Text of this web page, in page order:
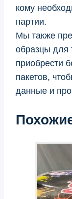
кому
партии.
Мы также
образцы для
приобрести
пакетов,
данные и